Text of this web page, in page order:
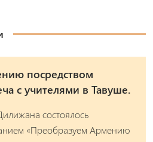
посредством
с учителями в Тавуше.
состоялось
«Преобразуем Армению